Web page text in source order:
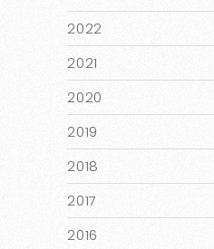
2022
2021
2020
2019
2018
2017
2016